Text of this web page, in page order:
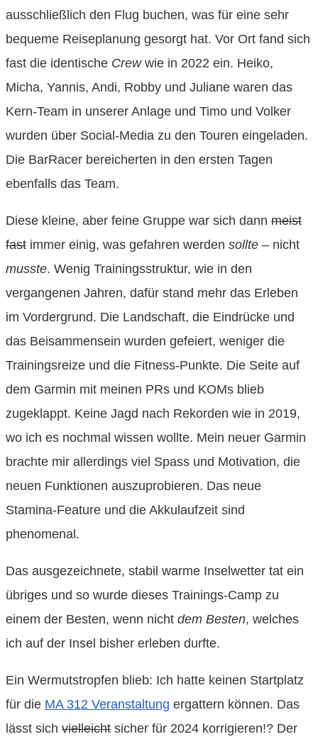
ausschließlich den Flug buchen, was für eine sehr
bequeme Reiseplanung gesorgt hat. Vor Ort fand sich
fast die identische Crewwie in 2022 ein. Heiko,
Micha, Yannis, Andi, Robby und Juliane waren das
Kern-Team in unserer Anlage und Timo und Volker
wurden über Social-Media zu den Touren eingeladen.
Die BarRacer bereicherten in den ersten Tagen
ebenfalls das Team.
Diese kleine, aber feine Gruppe war sich dann meist
fast immer einig, was gefahren werden sollte – nicht
musste. Wenig Trainingsstruktur, wie in den
vergangenen Jahren, dafür stand mehr das Erleben
im Vordergrund. Die Landschaft, die Eindrücke und
das Beisammensein wurden gefeiert, weniger die
Trainingsreize und die Fitness-Punkte. Die Seite auf
dem Garmin mit meinen PRs und KOMs blieb
zugeklappt. Keine Jagd nach Rekorden wie in 2019,
wo ich es nochmal wissen wollte. Mein neuer Garmin
brachte mir allerdings viel Spass und Motivation, die
neuen Funktionen auszuprobieren. Das neue
Stamina-Feature und die Akkulaufzeit sind
phenomenal.
Das ausgezeichnete, stabil warme Inselwetter tat ein
übriges und so wurde dieses Trainings-Camp zu
einem der Besten, wenn nicht dem Besten, welches
ich auf der Insel bisher erleben durfte.
Ein Wermutstropfen blieb: Ich hatte keinen Startplatz
für die MA 312 Veranstaltung ergattern können. Das
lässt sich vielleicht sicher für 2024 korrigieren!? Der